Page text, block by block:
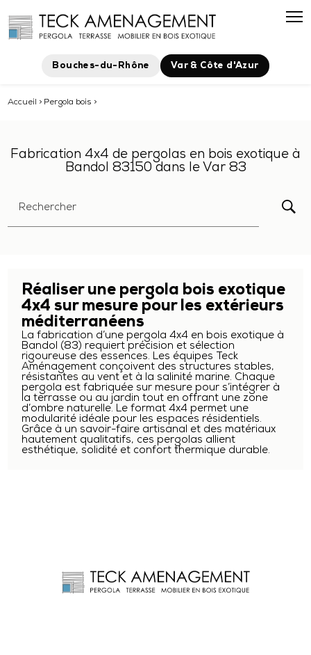
Bouches-du-Rhône Var & Côte d'Azur
Accueil > Pergola bois >
Fabrication 4x4 de pergolas en bois exotique à
Bandol 83150 dans le Var 83
Rechercher
Réaliser une pergola bois exotique
4x4 sur mesure pour les extérieurs
méditerranéens
La fabrication d’une pergola 4x4 en bois exotique à
Bandol (83) requiert précision et sélection
rigoureuse des essences. Les équipes Teck
Aménagement conçoivent des structures stables,
résistantes au vent et à la salinité marine. Chaque
pergola est fabriquée sur mesure pour s’intégrer à
la terrasse ou au jardin tout en offrant une zone
d’ombre naturelle. Le format 4x4 permet une
modularité idéale pour les espaces résidentiels.
Grâce à un savoir-faire artisanal et des matériaux
hautement qualitatifs, ces pergolas allient
esthétique, solidité et confort thermique durable.